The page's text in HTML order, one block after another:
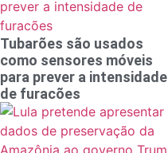
Tubarões são usados
como sensores móveis
para prever a intensidade
de furacões